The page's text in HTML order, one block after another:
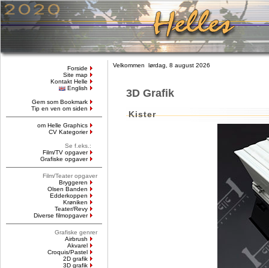
Forside
Site map
Kontakt Helle
English
Gem som Bookmark
Tip en ven om siden
om Helle Graphics
CV Kategorier
Se f.eks.:
Film/TV opgaver
Grafiske opgaver
Film/Teater opgaver
Bryggeren
Olsen Banden
Edderkoppen
Krøniken
Teater/Revy
Diverse filmopgaver
Grafiske genrer
Airbrush
Akvarel
Croquis/Pastel
2D grafik
3D grafik
Velkommen lørdag, 8 august 2026
3D Grafik
Kister